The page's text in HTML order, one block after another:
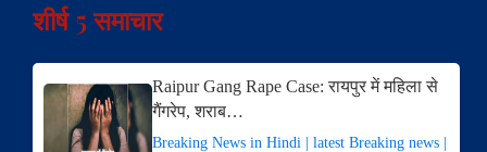
शीर्ष 5 समाचार
Raipur Gang Rape Case: रायपुर में महिला से
गैंगरेप, शराब…
Breaking News in Hindi | latest Breaking news |